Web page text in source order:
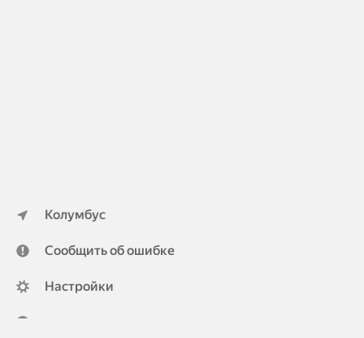
Колумбус
Сообщить об ошибке
Настройки